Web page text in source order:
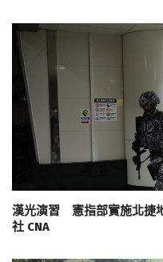
漢光演習 憲指部實施北捷
社 CNA